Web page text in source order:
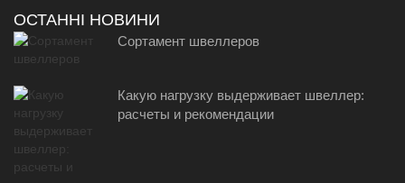
ОСТАННІ НОВИНИ
Сортамент швеллеров
Какую нагрузку выдерживает швеллер:
расчеты и рекомендации